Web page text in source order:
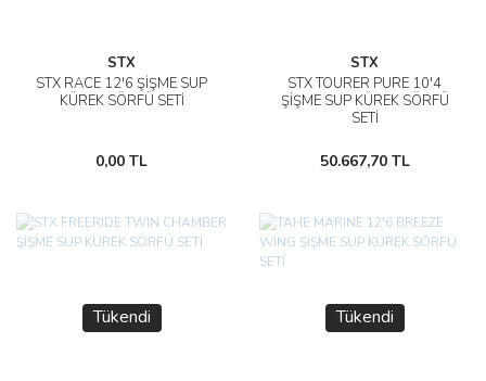
STX
STX RACE 12'6 ŞİŞME SUP
KÜREK SÖRFÜ SETİ
0,00 TL
STX
STX TOURER PURE 10'4
ŞİŞME SUP KÜREK SÖRFÜ
SETİ
50.667,70 TL
Tükendi Tükendi